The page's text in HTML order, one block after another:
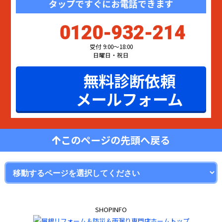
タップですぐにお電話できます
0120-932-214
受付 9:00〜18:00
日曜日・祝日
無料診断依頼
メールフォーム
このページの先頭へ戻る
SHOPINFO